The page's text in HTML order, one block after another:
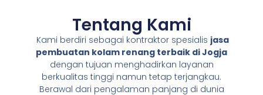
Tentang Kami
Kami berdiri sebagai kontraktor spesialis jasa
pembuatan kolam renang terbaik di Jogja
dengan tujuan menghadirkan layanan
berkualitas tinggi namun tetap terjangkau.
Berawal dari pengalaman panjang di dunia